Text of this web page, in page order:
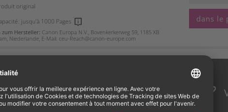
original
jusqu’à 1000 Pages
zum Hersteller: Canon Europa N.V., Bovenkerkerweg 59, 1185 XB
Niederlande, E-Mail: ceu-Reach@canon-europe.com
dans le
Information